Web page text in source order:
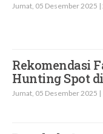
Jumat, 05 Desember 2025 |
Rekomendasi
Hunting Spot
Jumat, 05 Desember 2025 |